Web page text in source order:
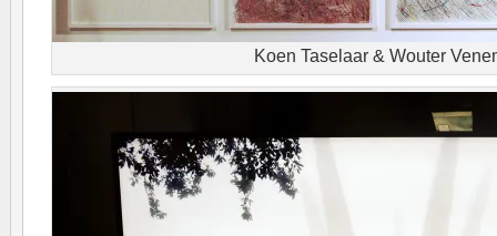
Koen Taselaar & Wouter